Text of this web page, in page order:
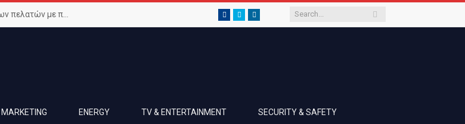
Μεγιστοποιήστε την ικανοποίηση και αφοσίωση των πελατών με προηγμένο Wi-Fi δίκτυο Facebook
TwitterLinkedIn
MARKETING ENERGY TV & ENTERTAINMENT SECURITY & SAFETY